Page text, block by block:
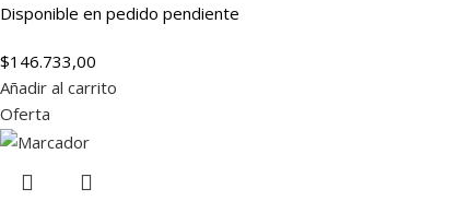
Disponible en pedido pendiente
$146.733,00
Añadir al carrito
Oferta